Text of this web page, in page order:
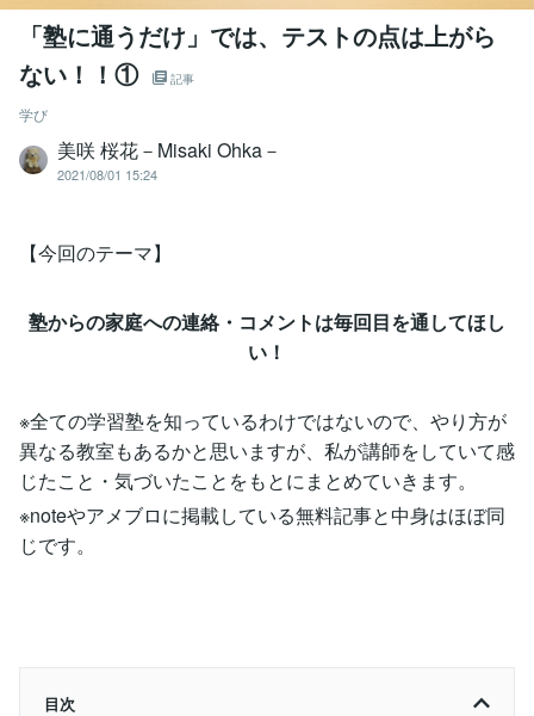
「塾に通うだけ」では、テストの点は上がら
ない！！①
記事
学び
美咲 桜花－Misaki Ohka－
2021/08/01 15:24
【今回のテーマ】
塾からの家庭への連絡・コメントは毎回目を通してほし
い！
※全ての学習塾を知っているわけではないので、やり方が
異なる教室もあるかと思いますが、私が講師をしていて感
じたこと・気づいたことをもとにまとめていきます。
※noteやアメブロに掲載している無料記事と中身はほぼ同
じです。
目次